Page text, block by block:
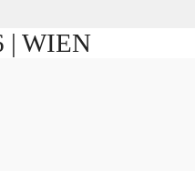
| WIEN